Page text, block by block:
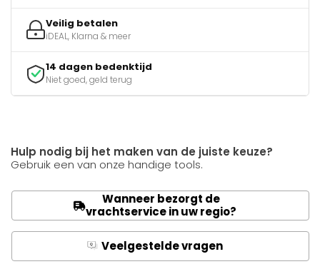
Veilig betalen
iDEAL, Klarna & meer
14 dagen bedenktijd
Niet goed, geld terug
Hulp nodig bij het maken van de juiste keuze?
Gebruik een van onze handige tools.
Wanneer bezorgt de
vrachtservice in uw regio?
Q Veelgestelde vragen